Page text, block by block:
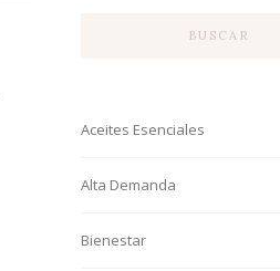
BUSCAR
Aceites Esenciales
Alta Demanda
Bienestar